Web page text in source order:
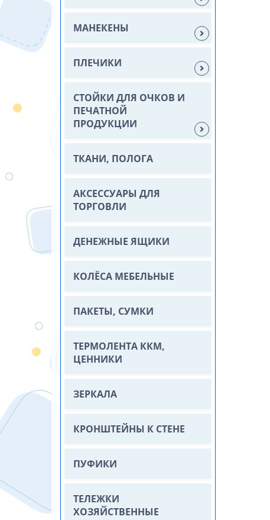
МАНЕКЕНЫ
ПЛЕЧИКИ
СТОЙКИ ДЛЯ ОЧКОВ И
ПЕЧАТНОЙ
ПРОДУКЦИИ
ТКАНИ, ПОЛОГА
АКСЕССУАРЫ ДЛЯ
ТОРГОВЛИ
ДЕНЕЖНЫЕ ЯЩИКИ
КОЛЁСА МЕБЕЛЬНЫЕ
ПАКЕТЫ, СУМКИ
ТЕРМОЛЕНТА ККМ,
ЦЕННИКИ
ЗЕРКАЛА
КРОНШТЕЙНЫ К СТЕНЕ
ПУФИКИ
ТЕЛЕЖКИ
ХОЗЯЙСТВЕННЫЕ